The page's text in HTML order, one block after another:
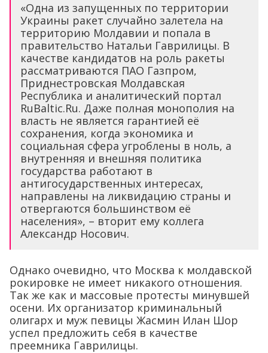
«Одна из запущенных по территории
Украины ракет случайно залетела на
территорию Молдавии и попала в
правительство Натальи Гаврилицы. В
качестве кандидатов на роль ракеты
рассматриваются ПАО Газпром,
Приднестровская Молдавская
Республика и аналитический портал
RuBaltic.Ru. Даже полная монополия на
власть не является гарантией её
сохранения, когда экономика и
социальная сфера угроблены в ноль, а
внутренняя и внешняя политика
государства работают в
антигосударственных интересах,
направлены на ликвидацию страны и
отвергаются большинством её
населения», – вторит ему коллега
Александр Носович.
Однако очевидно, что Москва к молдавской
рокировке не имеет никакого отношения.
Так же как и массовые протесты минувшей
осени. Их организатор криминальный
олигарх и муж певицы Жасмин Илан Шор
успел предложить себя в качестве
преемника Гаврилицы.